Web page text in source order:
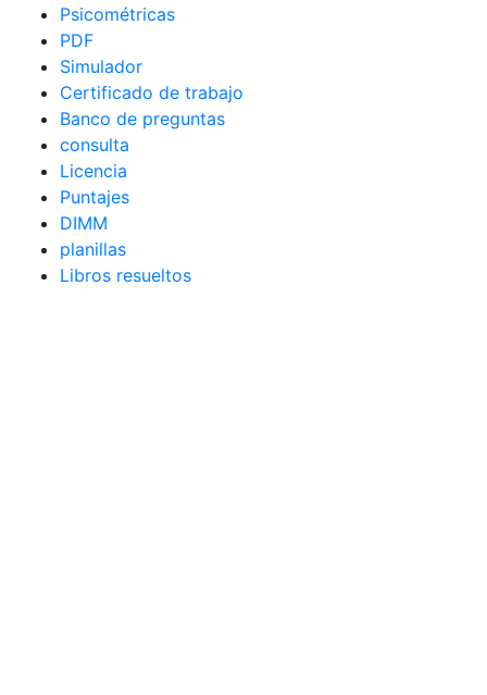
Psicométricas
PDF
Simulador
Certificado de trabajo
Banco de preguntas
consulta
Licencia
Puntajes
DIMM
planillas
Libros resueltos